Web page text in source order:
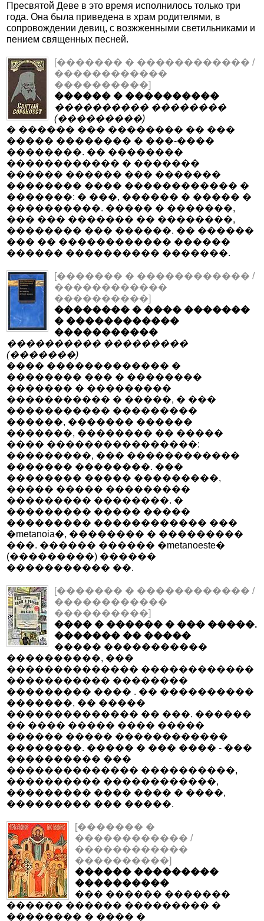
Пресвятой Деве в это время исполнилось только три
года. Она была приведена в храм родителями, в
сопровождении девиц, с возжженными светильниками и
пением священных песней.
[������� � ������������ /
������������
����������]
������ � ����������
���������� ��������
(���������)
� ������ ��� �������� �� ���
����� �������� � ���-����
��������. �� ��������
������������ � �������
������ ������ ��� �������
�������� ���� ������������ �
�������: � ���, ������ � ����� �
����������. ����� � �������,
��� ��� ������� �� ��������,
�������� ��� ������. �� ������
��� �� ������������ ������
������ ���������� �������.
[������� � ������������ /
������������
����������]
�������� � ���� �������
� ������������
�����������
���������� ���������
(�������)
���� ������������� �
�������� ��� � ��������
������� � ���������
����������� � �����, � ���
����������� ���������
������, ������� ������
�������, �������� �� �����
���� ����������������:
���������, ��� ������������
������� ��������. ���
�������� ����� ���������,
����� ����� ���������
��������� ��������. �
��������� ����� �����
��������� ������������ ���
�metanoia�, �������� � ���������
���. ������ ������ �metanoeste�
(���������) ������
����������� ��.
[������� � ������������ /
������������
����������]
���� � ������ � ��� �����.
������� �� �����
����� �����������
����������, ���
�������������� ������������
����������� ��������
��������� ���� . �� ����������
�������, �� �����
�������������� �� ���. ������
�� ���� ����� ���� �����
������ ����� ������������
��������. ����� � ��� ���� - ���
���������� ���
�������������� ����������,
���������� ������������,
��������� ���� ���� � ����,
��������� ��� �����.
[������� �
������������ /
������������
����������]
������ ���������
����������
��� ������ �������
������ ������ ��������� �
�������� � ���� �